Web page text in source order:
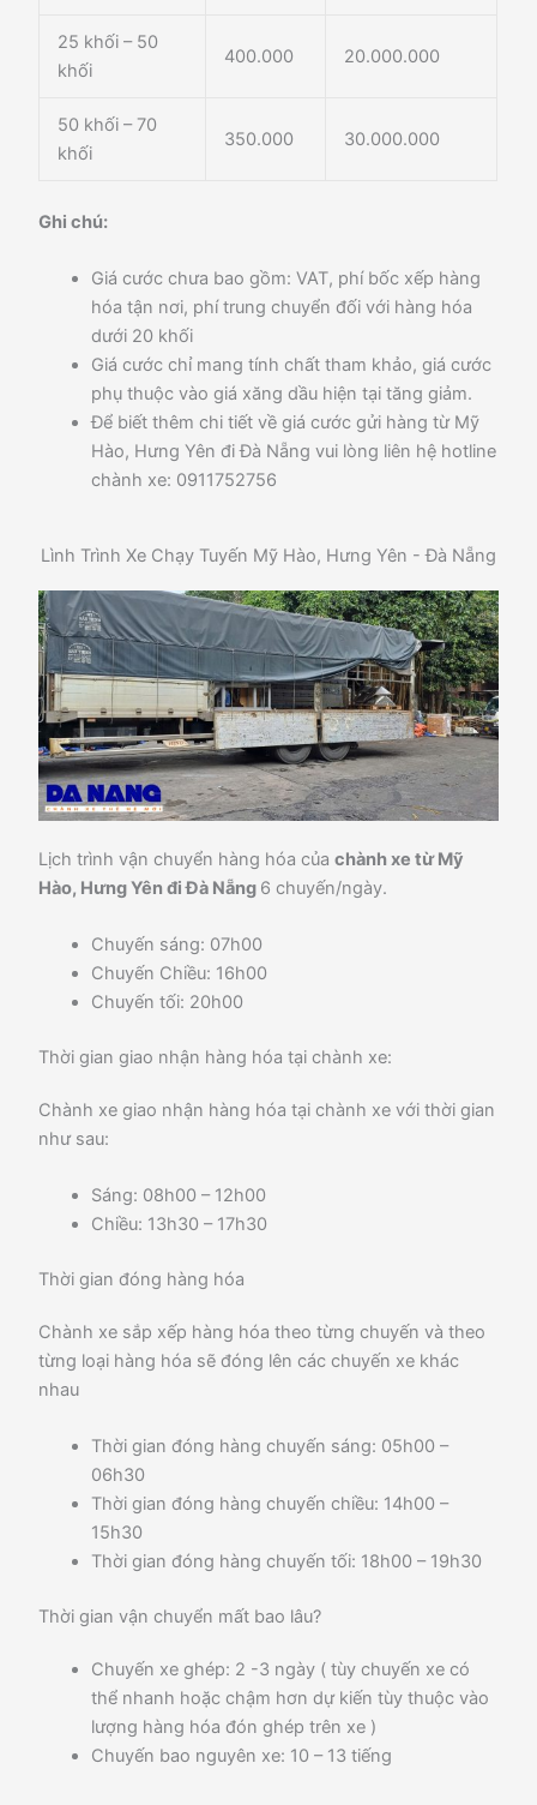
25 khối – 50
khối
400.000 20.000.000
50 khối – 70
khối
350.000 30.000.000
Ghi chú:
Giá cước chưa bao gồm: VAT, phí bốc xếp hàng
hóa tận nơi, phí trung chuyển đối với hàng hóa
dưới 20 khối
Giá cước chỉ mang tính chất tham khảo, giá cước
phụ thuộc vào giá xăng dầu hiện tại tăng giảm.
Để biết thêm chi tiết về giá cước gửi hàng từ Mỹ
Hào, Hưng Yên đi Đà Nẵng vui lòng liên hệ hotline
chành xe: 0911752756
Lình Trình Xe Chạy Tuyến Mỹ Hào, Hưng Yên - Đà Nẵng
Lịch trình vận chuyển hàng hóa củachành xe từ Mỹ
Hào, Hưng Yên đi Đà Nẵng 6 chuyến/ngày.
Chuyến sáng: 07h00
Chuyến Chiều: 16h00
Chuyến tối: 20h00
Thời gian giao nhận hàng hóa tại chành xe:
Chành xe giao nhận hàng hóa tại chành xe với thời gian
như sau:
Sáng: 08h00 – 12h00
Chiều: 13h30 – 17h30
Thời gian đóng hàng hóa
Chành xe sắp xếp hàng hóa theo từng chuyến và theo
từng loại hàng hóa sẽ đóng lên các chuyến xe khác
nhau
Thời gian đóng hàng chuyến sáng: 05h00 –
06h30
Thời gian đóng hàng chuyến chiều: 14h00 –
15h30
Thời gian đóng hàng chuyến tối: 18h00 – 19h30
Thời gian vận chuyển mất bao lâu?
Chuyến xe ghép: 2 -3 ngày ( tùy chuyến xe có
thể nhanh hoặc chậm hơn dự kiến tùy thuộc vào
lượng hàng hóa đón ghép trên xe )
Chuyến bao nguyên xe: 10 – 13 tiếng